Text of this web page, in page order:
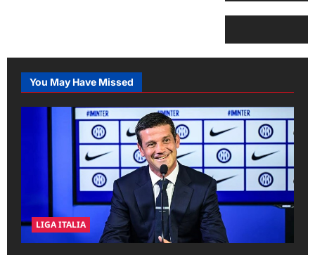
You May Have Missed
LIGA ITALIA